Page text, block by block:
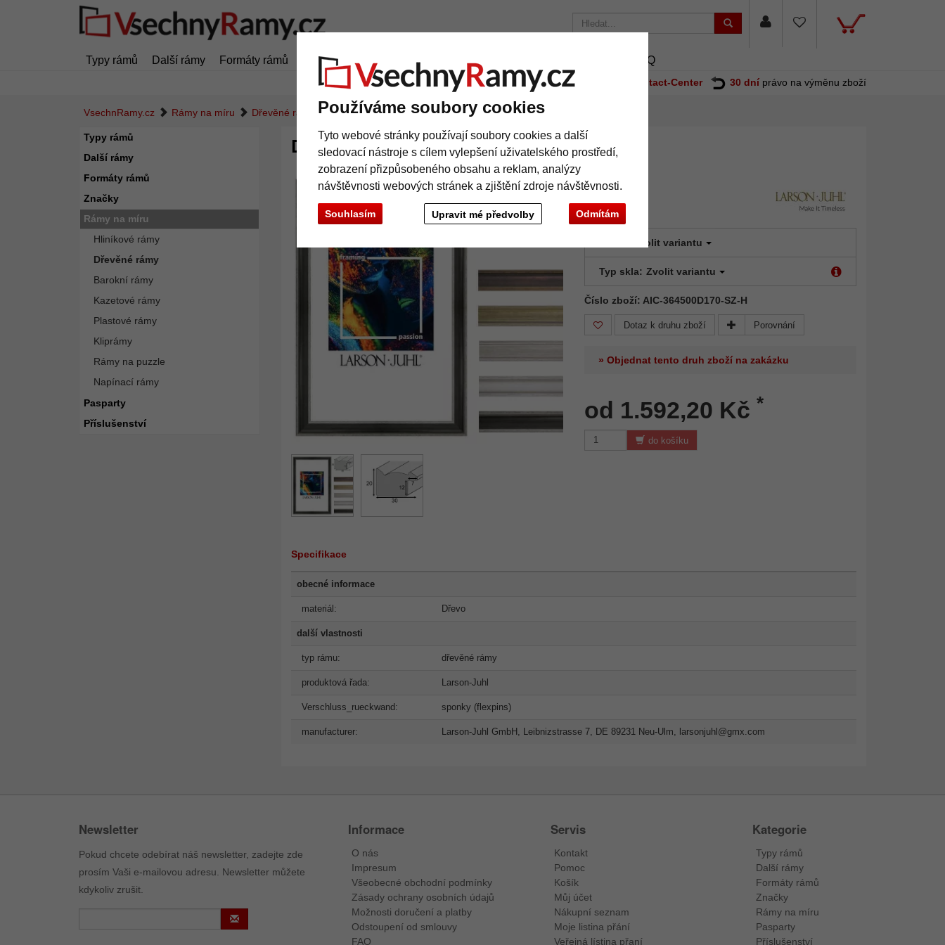
Používáme soubory cookies
Tyto webové stránky používají soubory cookies a další
sledovací nástroje s cílem vylepšení uživatelského prostředí,
zobrazení přizpůsobeného obsahu a reklam, analýzy
návštěvnosti webových stránek a zjištění zdroje návštěvnosti.
Souhlasím Odmítám
Upravit mé předvolby
Typy rámů Další rámy Formáty rámů Značky Rámy na míru Pasparty FAQ
Přepravní náklady 390 Kč +49 30 235 949 085 Contact-Center 30 dní právo na výměnu zboží
VsechnRamy.cz Rámy na míru Dřevěné rámy Dřevěný rám Fenice 3,0 na míru
Typy rámů
Další rámy
Formáty rámů
Značky
Rámy na míru
Hliníkové rámy
Dřevěné rámy
Barokní rámy
Kazetové rámy
Plastové rámy
Kliprámy
Rámy na puzzle
Napínací rámy
Pasparty
Příslušenství
Dřevěný rám Fenice 3,0 na míru
Zvolit variantu
Typ skla: Zvolit variantu
Číslo zboží: AIC-364500D170-SZ-H
Dotaz k druhu zboží Porovnání
» Objednat tento druh zboží na zakázku
od 1.592,20 Kč *
do košíku
Specifikace
obecné informace
materiál: Dřevo
další vlastnosti
typ rámu: dřevěné rámy
produktová řada: Larson-Juhl
Verschluss_rueckwand: sponky (flexpins)
manufacturer: Larson-Juhl GmbH, Leibnizstrasse 7, DE 89231 Neu-Ulm, larsonjuhl@gmx.com
Newsletter
Pokud chcete odebírat náš newsletter, zadejte zde
prosím Vaši e-mailovou adresu. Newsletter můžete
kdykoliv zrušit.
Informace
O nás
Impresum
Všeobecné obchodní podmínky
Zásady ochrany osobních údajů
Možnosti doručení a platby
Odstoupení od smlouvy
FAQ
Servis
Kontakt
Pomoc
Košík
Můj účet
Nákupní seznam
Moje listina přání
Veřejná lístina přaní
Kategorie
Typy rámů
Další rámy
Formáty rámů
Značky
Rámy na míru
Pasparty
Příslušenství